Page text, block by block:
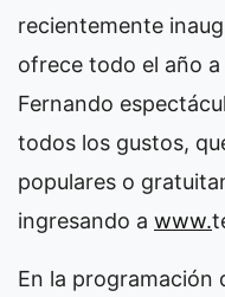
recientemente
ofrece todo el año
Fernando
todos los gustos,
populares o
ingresando a www.
En la programación